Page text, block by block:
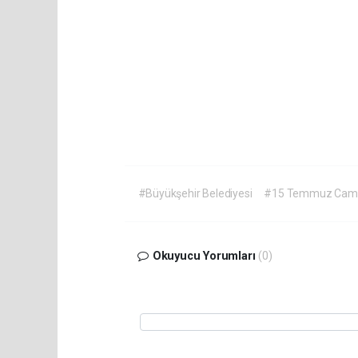
#Büyükşehir Belediyesi #15 Temmuz
Okuyucu Yorumları (0)